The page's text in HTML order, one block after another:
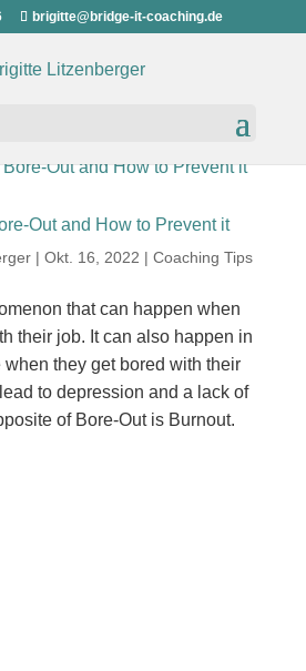
brigitte@bridge-it-coaching.de
Out and How to Prevent it
| Okt. 16, 2022 | Coaching Tips
that can happen when
their job. It can also happen in
when they get bored with their
to depression and a lack of
of Bore-Out is Burnout.